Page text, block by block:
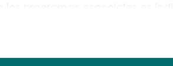
programas especiales es
de la dotación